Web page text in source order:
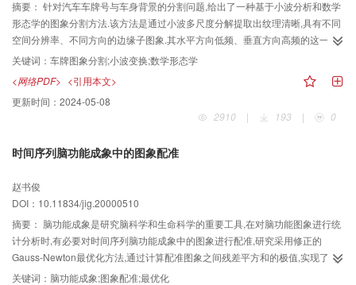
摘要： 针对汽车车牌号与车身背景的分割问题,给出了一种基于小波分析和数学
形态学的图象分割方法.该方法是通过小波多尺度分解提取出纹理清晰,具有不同
空间分辨率、不同方向的边缘子图象.其水平方向低频、垂直方向高频的这一细
节分量,主要代表车牌的目标区域.然后,用数学形态学方法对小波分解后的细节图
象进行一系列的形态运算,进一步消除无用信息和噪声,以找准车牌位置.用该方法
对在不同照明条件下所采集到的一系列车头、车尾图象进行了大量的实验.实验
结果表明,该方法定位效果好,分割精度高,适于对有噪声的车牌图象进行分割.
关键词： 车牌图象分割;小波变换;数学形态学
<网络PDF> <引用本文>
更新时间： 2024-05-08
2910
| 193 | 0
时间序列脑功能成象中的图象配准
赵书俊
DOI：10.11834/jig.20000510
摘要： 脑功能成象是研究脑科学和生命科学的重要工具,在对脑功能图象进行统
计分析时,有必要对时间序列脑功能成象中的图象进行配准,研究采用修正的
Gauss-Newton最优化方法,通过计算配准图象之间残差平方和的极值,实现了时
间序列脑功能图象的高精度配准.
关键词： 脑功能成象;图象配准;最优化